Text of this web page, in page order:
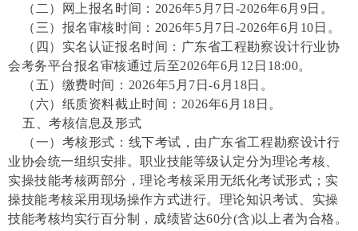
（二）网上报名时间： 2026年5月7日-2026年6月9日。
（三）报名审核时间： 2026年5月7日-2026年6月10日。
（四）实名认证报名时间：广东省工程勘察设计行业协
会考务平台报名审核通过后至2026年6月12日18:00。
（五）缴费时间： 2026年5月7日-6月18日。
（六）纸质资料截止时间： 2026年6月18日。
五、考核信息及形式
（一）考核形式：线下考试，由广东省工程勘察设计行
业协会统一组织安排。职业技能等级认定分为理论考核、
实操技能考核两部分，理论考核采用无纸化考试形式；实
操技能考核采用现场操作方式进行。理论知识考试、实操
技能考核均实行百分制， 成绩皆达60分(含)以上者为合格。